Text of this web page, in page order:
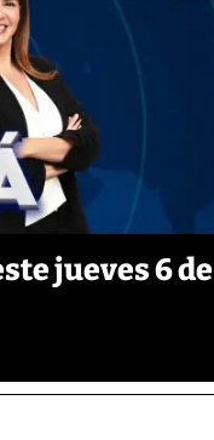
jueves 6 de